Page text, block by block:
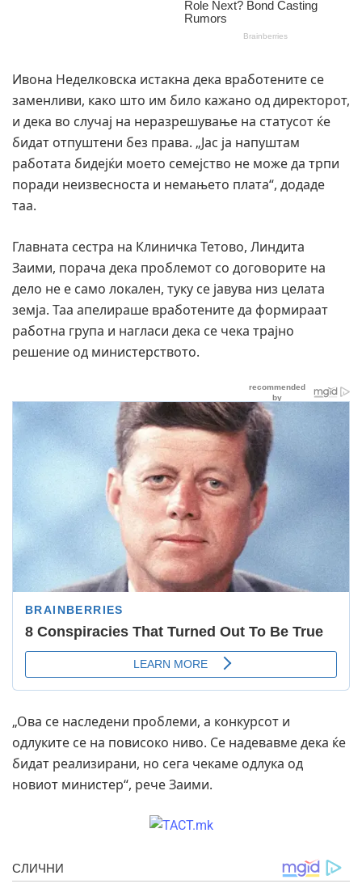
Ивона Неделковска истакна дека вработените се
заменливи, како што им било кажано од директорот,
и дека во случај на неразрешување на статусот ќе
бидат отпуштени без права. „Јас ја напуштам
работата бидејќи моето семејство не може да трпи
поради неизвесноста и немањето плата“, додаде
таа.
Главната сестра на Клиничка Тетово, Линдита
Заими, порача дека проблемот со договорите на
дело не е само локален, туку се јавува низ целата
земја. Таа апелираше вработените да формираат
работна група и нагласи дека се чека трајно
решение од министерството.
„Ова се наследени проблеми, а конкурсот и
одлуките се на повисоко ниво. Се надевавме дека ќе
бидат реализирани, но сега чекаме одлука од
новиот министер“, рече Заими.